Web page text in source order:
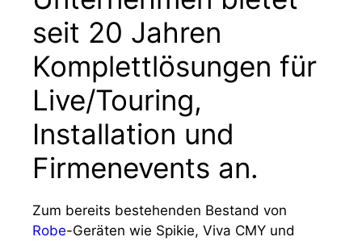
seit 20 Jahren
Komplettlösungen für
Live/Touring,
Installation und
Firmenevents an.
Zum bereits bestehenden Bestand von
Robe-Geräten wie Spikie, Viva CMY und